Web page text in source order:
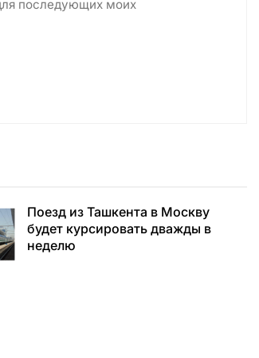
последующих моих
Поезд из Ташкента в Москву
будет курсировать дважды в
неделю